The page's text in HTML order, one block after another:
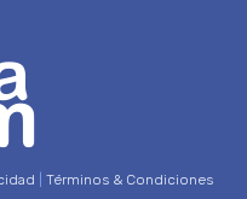
Términos & Condiciones